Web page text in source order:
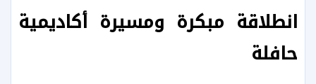
انطلاقة مبكرة ومسيرة أكاديمية
حافلة